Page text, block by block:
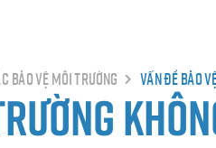
bảo vệ môi trường Vấn đề bảo